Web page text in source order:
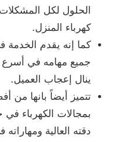
الحلول لكل
كهرباء المنزل.
كما إنه يقدم الخدمة
جميع مهامه في أسرع
ينال إعجاب العميل.
تتميز أيضاً بانها من
بمجالات الكهرباء
دقته العالية